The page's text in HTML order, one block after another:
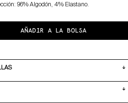
96% Algodón, 4% Elastano.
AÑADIR A LA BOLSA